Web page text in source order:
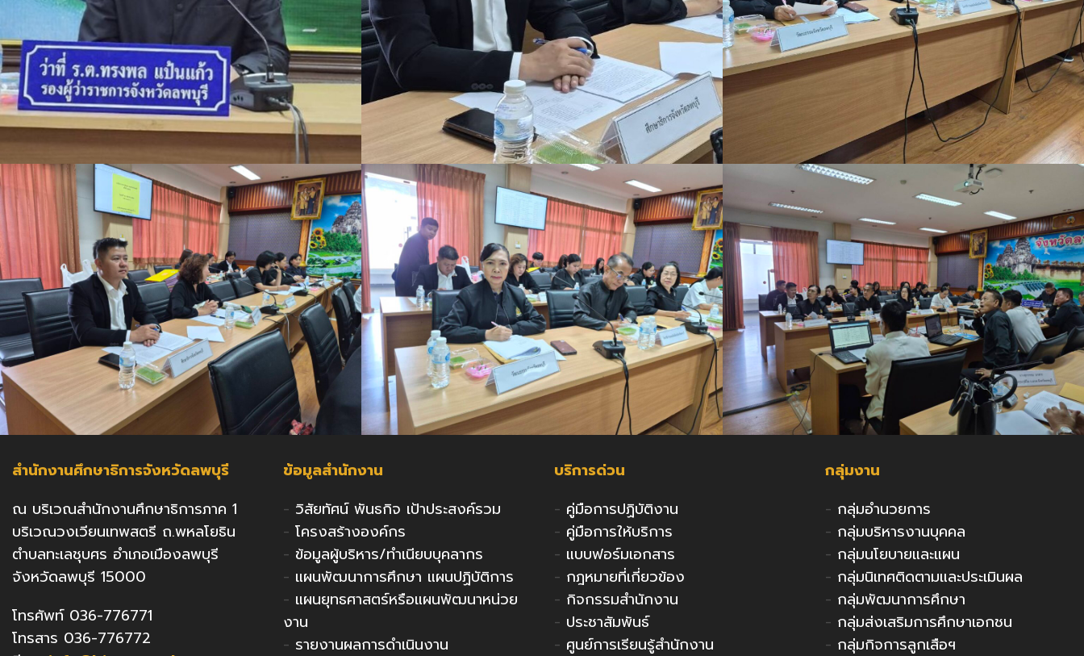
สำนักงานศึกษาธิการจังหวัดลพบุรี
ณ บริเวณสำนักงานศึกษาธิการภาค 1
บริเวณวงเวียนเทพสตรี ถ.พหลโยธิน
ตำบลทะเลชุบศร อำเภอเมืองลพบุรี
จังหวัดลพบุรี 15000
โทรศัพท์ 036-776771
โทรสาร 036-776772
ข้อมูลสำนักงาน
- วิสัยทัศน์ พันธกิจ เป้าประสงค์รวม
- โครงสร้างองค์กร
- ข้อมูลผู้บริหาร/ทำเนียบบุคลากร
- แผนพัฒนาการศึกษา แผนปฏิบัติการ
- แผนยุทธศาสตร์หรือแผนพัฒนาหน่วย
งาน
- รายงานผลการดำเนินงาน
บริการด่วน
- คู่มือการปฏิบัติงาน
- คู่มือการให้บริการ
- แบบฟอร์มเอกสาร
- กฎหมายที่เกี่ยวข้อง
- กิจกรรมสำนักงาน
- ประชาสัมพันธ์
- ศูนย์การเรียนรู้สำนักงาน
กลุ่มงาน
- กลุ่มอำนวยการ
- กลุ่มบริหารงานบุคคล
- กลุ่มนโยบายและแผน
- กลุ่มนิเทศติดตามและประเมินผล
- กลุ่มพัฒนาการศึกษา
- กลุ่มส่งเสริมการศึกษาเอกชน
- กลุ่มกิจการลูกเสือฯ